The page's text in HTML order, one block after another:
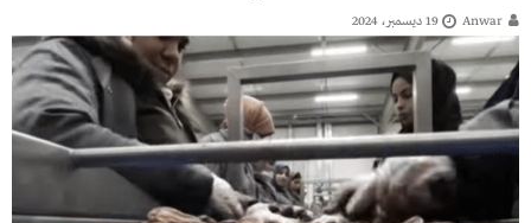
Anwar 19 ديسمبر، 2024